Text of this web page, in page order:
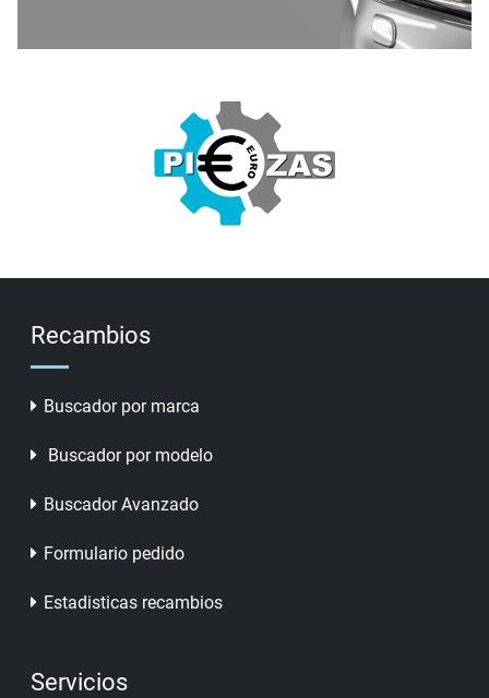
Recambios
Buscador por marca
Buscador por modelo
Buscador Avanzado
Formulario pedido
Estadisticas recambios
Servicios